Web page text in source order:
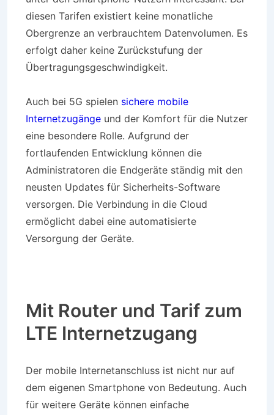
diesen Tarifen existiert keine monatliche
Obergrenze an verbrauchtem Datenvolumen. Es
erfolgt daher keine Zurückstufung der
Übertragungsgeschwindigkeit.
Auch bei 5G spielen sichere mobile
Internetzugänge und der Komfort für die Nutzer
eine besondere Rolle. Aufgrund der
fortlaufenden Entwicklung können die
Administratoren die Endgeräte ständig mit den
neusten Updates für Sicherheits-Software
versorgen. Die Verbindung in die Cloud
ermöglicht dabei eine automatisierte
Versorgung der Geräte.
Mit Router und Tarif zum
LTE Internetzugang
Der mobile Internetanschluss ist nicht nur auf
dem eigenen Smartphone von Bedeutung. Auch
für weitere Geräte können einfache